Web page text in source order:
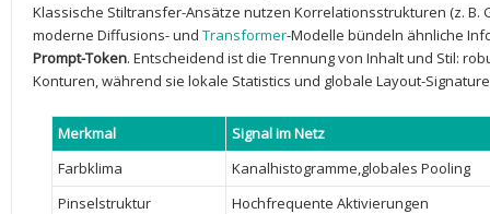
Klassische Stiltransfer-Ansätze nutzen Korrelationsstrukturen (z. B.
moderne⁢ Diffusions- und‍ Transformer-Modelle bündeln ähnliche
Prompt-Token. Entscheidend ist⁣ die Trennung von Inhalt und Stil:
Konturen, während sie​ lokale Statistics und globale Layout-
Merkmal
Signal im Netz
Farbklima
Kanalhistogramme,globales Pooling
Pinselstruktur
Hochfrequente Aktivierungen